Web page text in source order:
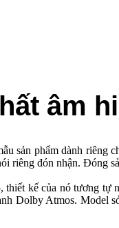
âm
sản phẩm dành
riêng đón nhận. Đóng
kế của nó tương tự
Dolby Atmos.